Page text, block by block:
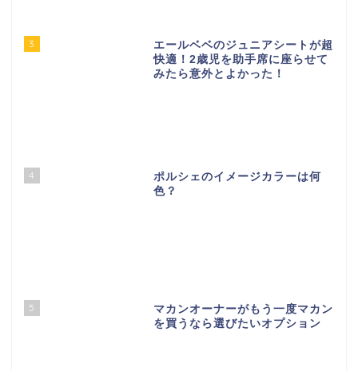
3
エールベベのジュニアシートが超
快適！2歳児を助手席に座らせて
みたら意外とよかった！
4
ポルシェのイメージカラーは何
色？
5
マカンオーナーがもう一度マカン
を買うなら選びたいオプション